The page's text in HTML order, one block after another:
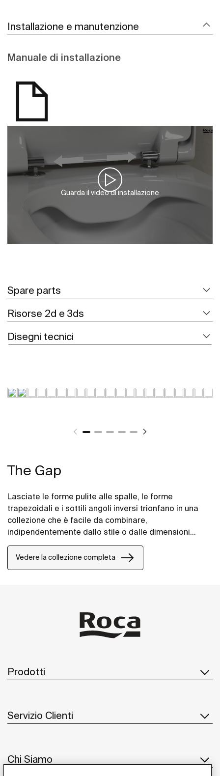
Installazione e manutenzione
Manuale di installazione
Guarda il video di installazione
Spare parts
Risorse 2d e 3ds
Disegni tecnici
The Gap
Lasciate le forme pulite alle spalle, le forme
trapezoidali e i sottili angoli inversi trionfano in una
collezione che è facile da combinare,
indipendentemente dallo stile o dalle dimensioni
Vedere la collezione completa
Prodotti
Servizio Clienti
Chi Siamo